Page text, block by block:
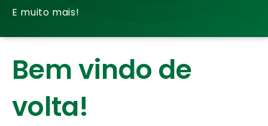
E muito mais!
Bem vindo de
volta!